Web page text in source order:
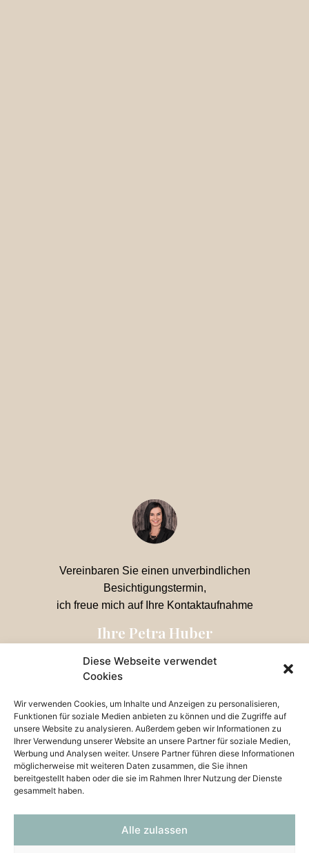
Diese Webseite verwendet
Cookies
Wir verwenden Cookies, um Inhalte und Anzeigen zu personalisieren,
Funktionen für soziale Medien anbieten zu können und die Zugriffe auf
unsere Website zu analysieren. Außerdem geben wir Informationen zu
Ihrer Verwendung unserer Website an unsere Partner für soziale Medien,
Werbung und Analysen weiter. Unsere Partner führen diese Informationen
möglicherweise mit weiteren Daten zusammen, die Sie ihnen
bereitgestellt haben oder die sie im Rahmen Ihrer Nutzung der Dienste
gesammelt haben.
Alle zulassen
Vereinbaren Sie einen unverbindlichen
Besichtigungstermin,
ich freue mich auf Ihre Kontaktaufnahme
Ihre Petra Huber